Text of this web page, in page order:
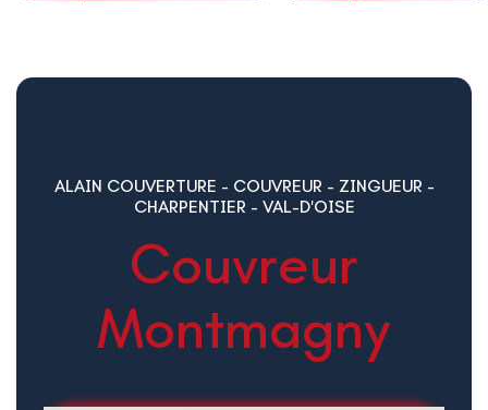
ALAIN COUVERTURE - COUVREUR - ZINGUEUR -
CHARPENTIER - VAL-D'OISE
Couvreur
Montmagny